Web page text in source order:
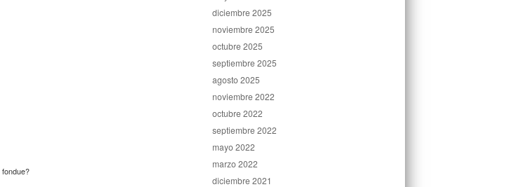
diciembre 2025
noviembre 2025
octubre 2025
septiembre 2025
agosto 2025
noviembre 2022
octubre 2022
septiembre 2022
mayo 2022
marzo 2022
diciembre 2021